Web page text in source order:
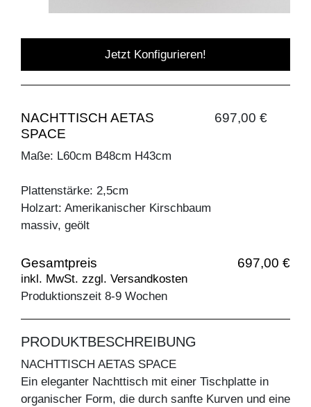
Jetzt Konfigurieren!
NACHTTISCH AETAS
SPACE
697,00 €
Maße: L60cm B48cm H43cm
Plattenstärke: 2,5cm
Holzart: Amerikanischer Kirschbaum
massiv, geölt
Gesamtpreis 697,00 €
inkl. MwSt. zzgl. Versandkosten
Produktionszeit 8-9 Wochen
PRODUKTBESCHREIBUNG
NACHTTISCH AETAS SPACE
Ein eleganter Nachttisch mit einer Tischplatte in
organischer Form, die durch sanfte Kurven und eine